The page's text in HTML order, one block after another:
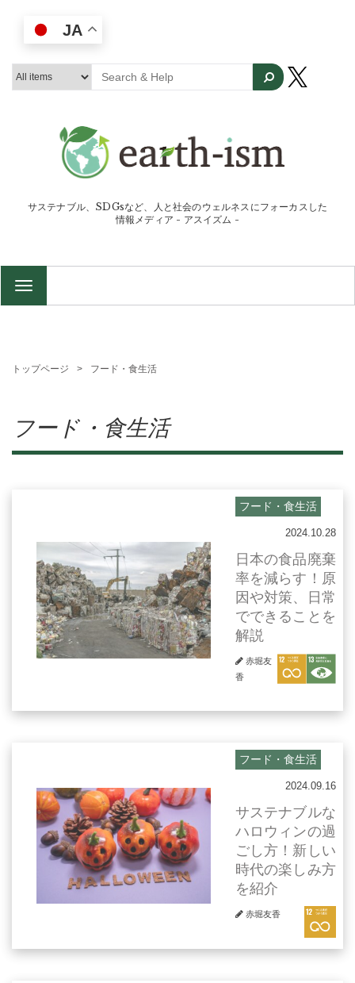
サステナブル、SDGsなど、人と社会のウェルネスにフォーカスした
情報メディア - アスイズム -
TOGGLE
トップページ フード・食生活
フード・食生活
フード・食生活
2024.10.28
日本の食品廃棄
率を減らす！原
因や対策、日常
でできることを
解説
赤堀友
香
フード・食生活
2024.09.16
サステナブルな
ハロウィンの過
ごし方！新しい
時代の楽しみ方
を紹介
赤堀友香
JA